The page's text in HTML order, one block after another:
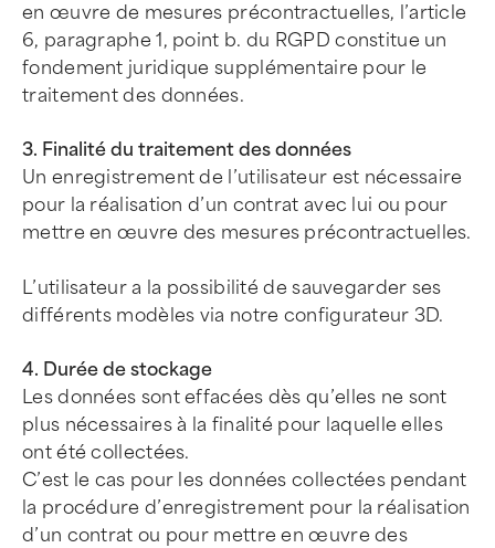
en œuvre de mesures précontractuelles, l’article
6, paragraphe 1, point b. du RGPD constitue un
fondement juridique supplémentaire pour le
traitement des données.
3. Finalité du traitement des données
Un enregistrement de l’utilisateur est nécessaire
pour la réalisation d’un contrat avec lui ou pour
mettre en œuvre des mesures précontractuelles.
L’utilisateur a la possibilité de sauvegarder ses
différents modèles via notre configurateur 3D.
4. Durée de stockage
Les données sont effacées dès qu’elles ne sont
plus nécessaires à la finalité pour laquelle elles
ont été collectées.
C’est le cas pour les données collectées pendant
la procédure d’enregistrement pour la réalisation
d’un contrat ou pour mettre en œuvre des